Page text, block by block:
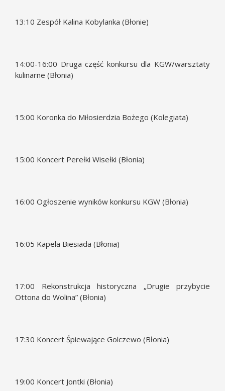
13:10 Zespół Kalina Kobylanka (Błonie)
14:00-16:00 Druga część konkursu dla KGW/warsztaty
kulinarne (Błonia)
15:00 Koronka do Miłosierdzia Bożego (Kolegiata)
15:00 Koncert Perełki Wisełki (Błonia)
16:00 Ogłoszenie wyników konkursu KGW (Błonia)
16:05 Kapela Biesiada (Błonia)
17:00 Rekonstrukcja historyczna „Drugie przybycie
Ottona do Wolina” (Błonia)
17:30 Koncert Śpiewające Golczewo (Błonia)
19:00 Koncert Jontki (Błonia)